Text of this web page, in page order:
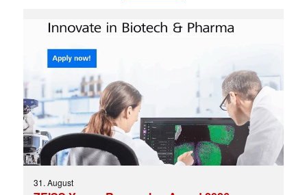
31. August